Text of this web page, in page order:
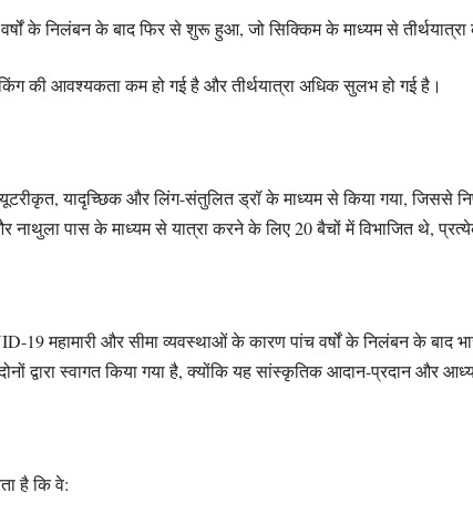
के निलंबन के बाद फिर से शुरू हुआ, जो सिक्किम के माध्यम से
की आवश्यकता कम हो गई है और तीर्थयात्रा अधिक सुलभ हो गई है।
यादृच्छिक और लिंग-संतुलित ड्रॉ के माध्यम से किया गया, जिससे
नाथुला पास के माध्यम से यात्रा करने के लिए 20 बैचों में विभाजित थे,
19 महामारी और सीमा व्यवस्थाओं के कारण पांच वर्षों के निलंबन के बाद
द्वारा स्वागत किया गया है, क्योंकि यह सांस्कृतिक आदान-प्रदान और
है कि वे: